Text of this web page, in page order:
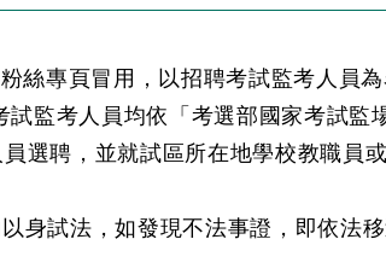
絲專頁冒用，以招聘考試監考人員
監考人員均依「考選部國家考試監
選聘，並就試區所在地學校教職員
身試法，如發現不法事證，即依法移